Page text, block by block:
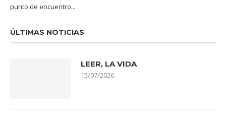
punto de encuentro...
ÚLTIMAS NOTICIAS
LEER, LA VIDA
15/07/2026